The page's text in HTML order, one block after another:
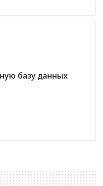
базу данных